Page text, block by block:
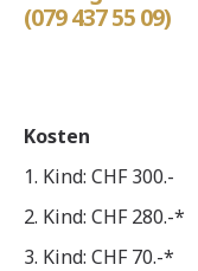
(079 437 55 09)
Kosten
1. Kind: CHF 300.-
2. Kind: CHF 280.-*
3. Kind: CHF 70.-*